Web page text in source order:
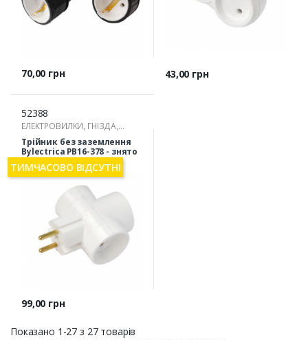
Ціна
70,00 грн Ціна
43,00 грн
52388
ЕЛЕКТРОВИЛКИ, ГНІЗДА,
РОЗГАЛУЖУВАЧІ
Трійник без заземлення
Bylectrica РВ16-378 - знято
з виробництва
Ціна
99,00 грн
ТИМЧАСОВО ВІДСУТНІ
Показано 1-27 з 27 товарів